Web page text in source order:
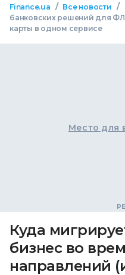
Finance.ua / Все новости /
банковских решений для
карты в одном сервисе
Место для
Куда
бизнес во
направлений